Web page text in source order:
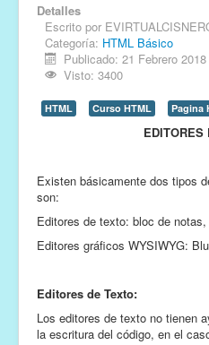
Detalles
Escrito por
Categoría: HTML Básico
Publicado: 21 Febrero 2018
Visto: 3400
HTML Curso HTML Pagina
EDITORES
Existen básicamente dos tipos
son:
Editores de texto: bloc de
Editores gráficos WYSIWYG:
Editores de Texto:
Los editores de texto no tienen
la escritura del código, en el